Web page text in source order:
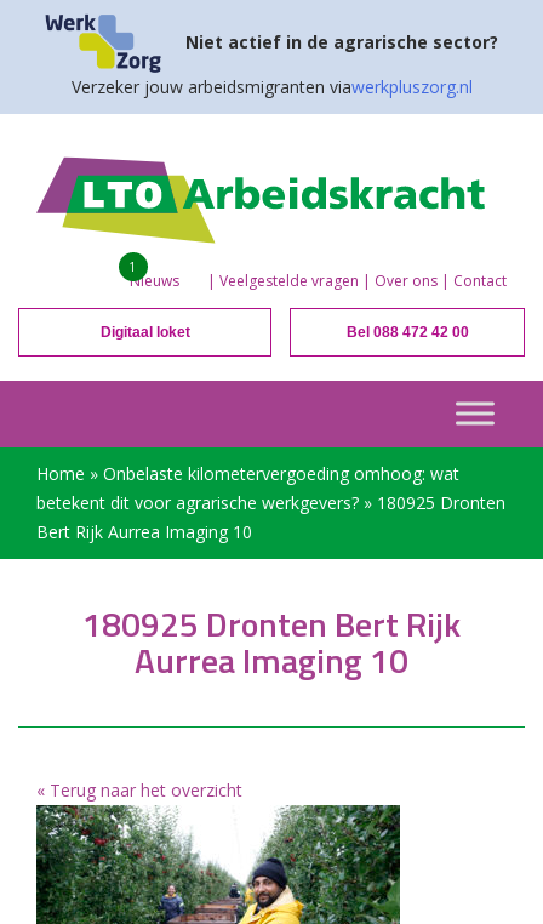
Niet actief in de agrarische sector?
Verzeker jouw arbeidsmigranten viawerkpluszorg.nl
Nieuws
1
| Veelgestelde vragen | Over ons | Contact
Digitaal loket Bel 088 472 42 00
Home » Onbelaste kilometervergoeding omhoog: wat
betekent dit voor agrarische werkgevers? » 180925 Dronten
Bert Rijk Aurrea Imaging 10
180925 Dronten Bert Rijk
Aurrea Imaging 10
« Terug naar het overzicht